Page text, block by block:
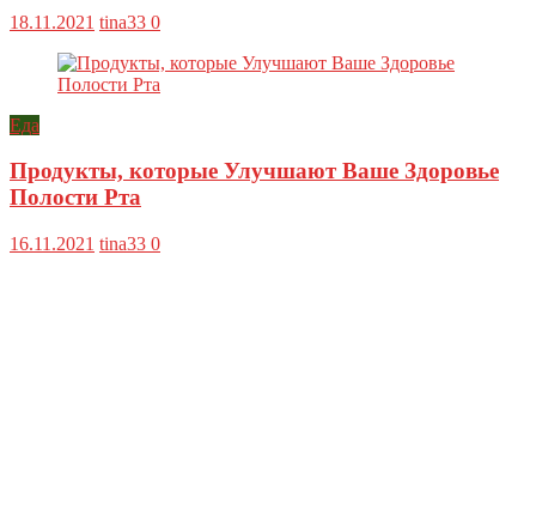
18.11.2021 tina33 0
Еда
Продукты, которые Улучшают Ваше Здоровье
Полости Рта
16.11.2021 tina33 0